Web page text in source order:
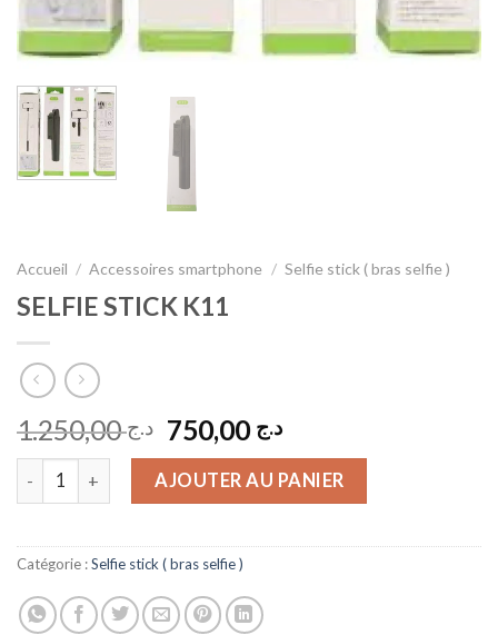
Accueil / Accessoires smartphone / Selfie stick ( bras selfie )
SELFIE STICK K11
د.ج1.250,00
Le
prix
initial
était :
د.ج 750,00
Le
prix
actuel
est :
quantité de SELFIE STICK K11
AJOUTER AU PANIER
Catégorie :Selfie stick ( bras selfie )